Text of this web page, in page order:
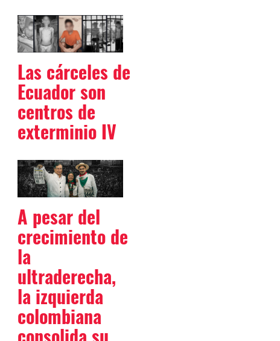
Las cárceles de
Ecuador son
centros de
exterminio IV
A pesar del
crecimiento de
la
ultraderecha,
la izquierda
colombiana